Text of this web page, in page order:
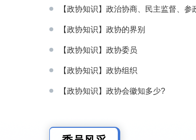
【政协知识】政治协商、民主监督、参
【政协知识】政协的界别
【政协知识】政协委员
【政协知识】政协组织
【政协知识】政协会徽知多少?